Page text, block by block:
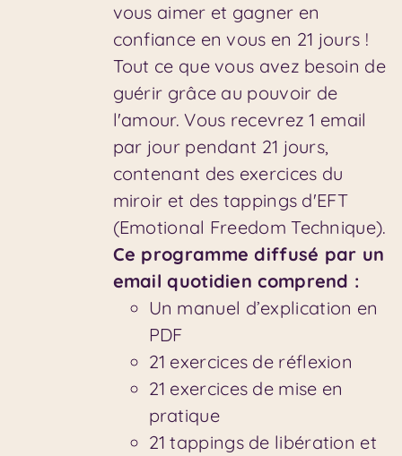
vous aimer et gagner en
confiance en vous en 21 jours !
Tout ce que vous avez besoin de
guérir grâce au pouvoir de
l'amour. Vous recevrez 1 email
par jour pendant 21 jours,
contenant des exercices du
miroir et des tappings d'EFT
(Emotional Freedom Technique).
Ce programme diffusé par un
email quotidien comprend :
Un manuel d’explication en
PDF
21 exercices de réflexion
21 exercices de mise en
pratique
21 tappings de libération et